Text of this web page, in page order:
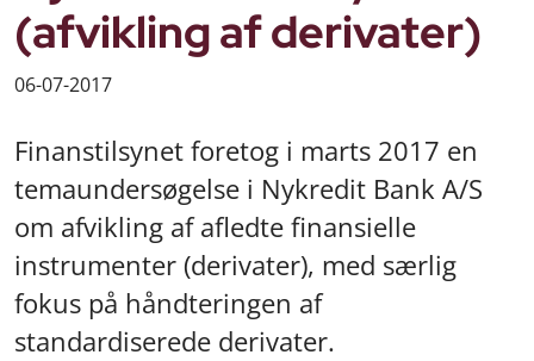
(afvikling af derivater)
06-07-2017
Finanstilsynet foretog i marts 2017 en
temaundersøgelse i Nykredit Bank A/S
om afvikling af afledte finansielle
instrumenter (derivater), med særlig
fokus på håndteringen af
standardiserede derivater.